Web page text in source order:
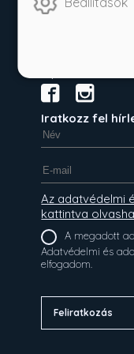
Iratkozz fel
Az adatvédelmi
kattintva
A megadott
Adatvédelmi és
elfogadom.
Feliratkozás